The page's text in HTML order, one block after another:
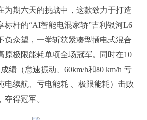
为期六天的挑战中，这款致力于打造
标杆的“AI智能电混家轿”吉利银河L6
负众望，一举斩获紧凑型插电式混合
原极限能耗单项全场冠军。同时在10
绩（怠速振动、60km/h和80 km/h 亏
电续航、亏电能耗 、极限能耗）击败
夺得冠军。